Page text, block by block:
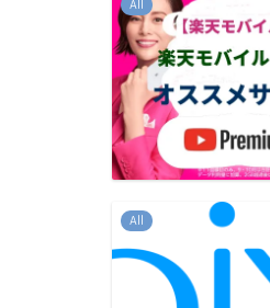
All
All